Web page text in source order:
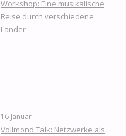
Workshop: Eine musikalische
Reise durch verschiedene
Länder
16 Januar
Vollmond Talk: Netzwerke als